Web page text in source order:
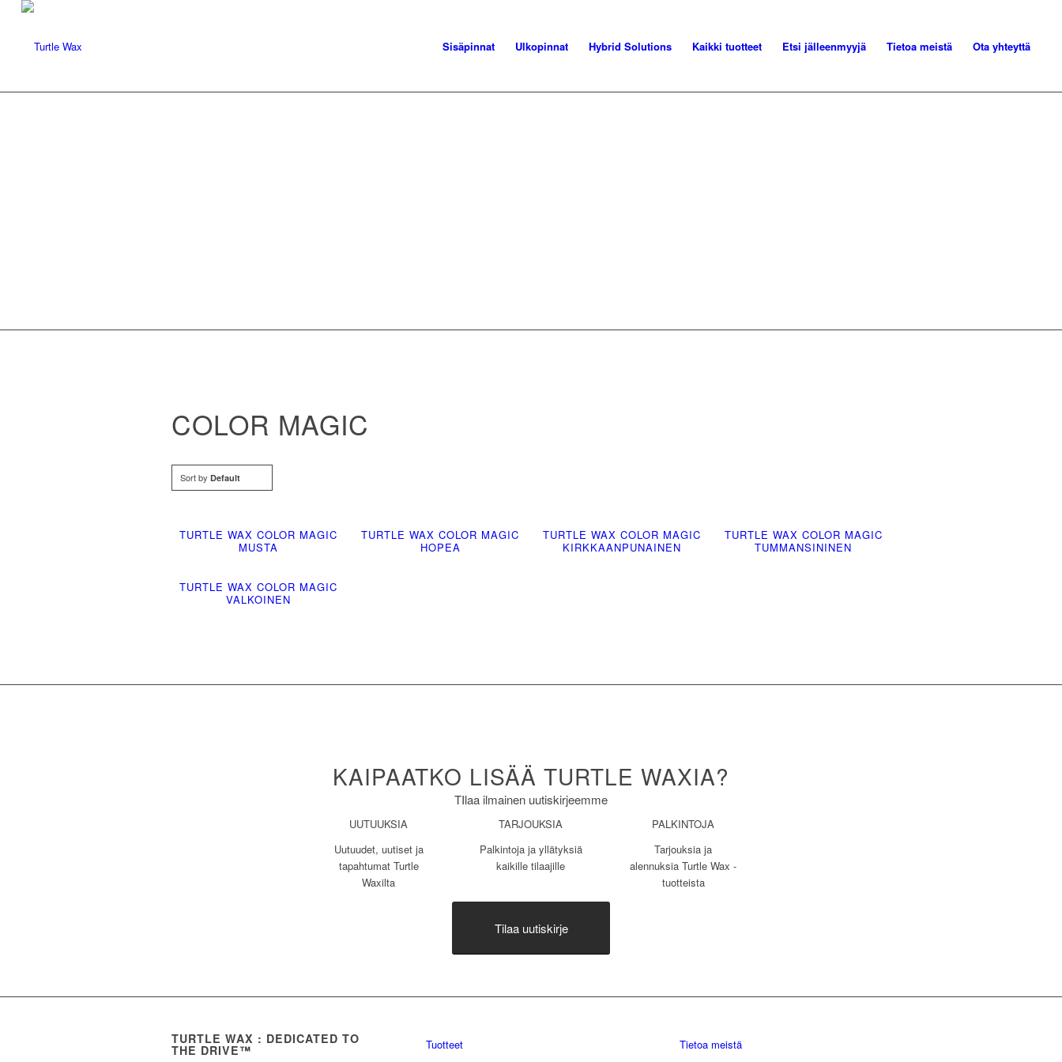
Sisäpinnat Ulkopinnat Hybrid Solutions Kaikki tuotteet Etsi jälleenmyyjä Tietoa meistä Ota yhteyttä
COLOR MAGIC
Sort by Default
TURTLE WAX COLOR MAGIC
MUSTA
TURTLE WAX COLOR MAGIC
HOPEA
TURTLE WAX COLOR MAGIC
KIRKKAANPUNAINEN
TURTLE WAX COLOR MAGIC
TUMMANSININEN
TURTLE WAX COLOR MAGIC
VALKOINEN
KAIPAATKO LISÄÄ TURTLE WAXIA?
TIlaa ilmainen uutiskirjeemme
UUTUUKSIA
Uutuudet, uutiset ja
tapahtumat Turtle
Waxilta
TARJOUKSIA
Palkintoja ja yllätyksiä
kaikille tilaajille
PALKINTOJA
Tarjouksia ja
alennuksia Turtle Wax -
tuotteista
Tilaa uutiskirje
TURTLE WAX : DEDICATED TO
THE DRIVE™
Tuotteet
Tietoa meistä